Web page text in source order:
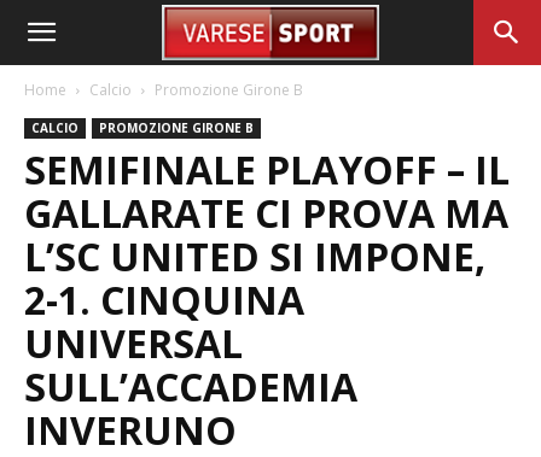
Home Calcio Promozione Girone B
CALCIO PROMOZIONE GIRONE B
SEMIFINALE PLAYOFF – IL
GALLARATE CI PROVA MA
L’SC UNITED SI IMPONE,
2-1. CINQUINA
UNIVERSAL
SULL’ACCADEMIA
INVERUNO